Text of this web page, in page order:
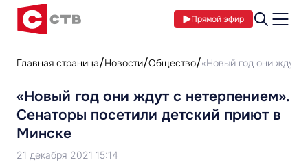
Прямой эфир
Главная страница Новости Общество «Новый год они ждут
«Новый год они ждут с нетерпением».
Сенаторы посетили детский приют в
Минске
21 декабря 2021 15:14